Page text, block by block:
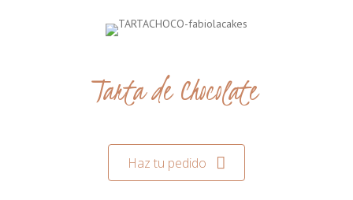
Tarta de Chocolate
Haz tu pedido